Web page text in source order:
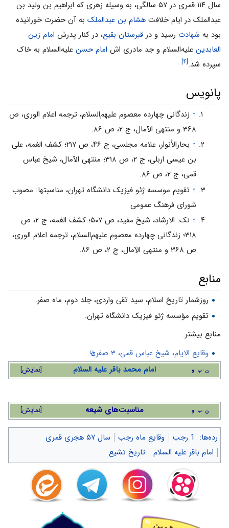
سال ۱۱۴ قمرى در ۵۷ سالگى، به وسیله زهرى که ابراهیم بن ولید بن
عبدالملک در ایام خلافت هشام بن عبدالملک به آن حضرت خورانیده
بود به شهادت رسید و در قبرستان بقیع، در کنار پدرش امام زین
العابدین علیه‌السلام و جد مادرى‌ اش امام حسن‌ علیه‌السلام به خاک
سپرده شد.[۴]
پانویس
↑ زندگانى چهارده معصوم علیهم‌السلام، ترجمه اعلام الورى، ص
۳۶۸ و منتهى الآمال، ج ۲، ص ۸۶.
↑
بحارالأنوار، علامه مجلسی، ج ۴۶، ص ۲۱۷؛ کشف الغمه، علی
بن عیسی اربلی، ج ۲، ص ۳۱۸؛ منتهى الآمال، شیخ عباس
قمی، ج ۲، ص ۸۶.
↑ تقویم موسسه ژئو فیزیک دانشگاه تهران، مناسبتها: مصوب
شورای فرهنگ عمومی
↑
نک: الارشاد، شیخ مفید، ص ۵۰۷؛ کشف الغمه، ج ۲، ص
۳۱۸؛ زندگانى چهارده معصوم علیهم‌السلام، ترجمه اعلام الورى،
ص ۳۶۸ و منتهى الآمال، ج ۲، ص ۸۶.
منابع
روزشمار تاریخ اسلام، سید تقى واردى، جلد دوم، ماه صفر.
تقویم مؤسسه ژئو فیزیک دانشگاه تهران.
منابع بیشتر:
وقایع الایام، شیخ عباس قمی، ۳ صفر
.
[نمایش] ن ب و امام محمد باقر علیه السلام
[نمایش] ن ب و مناسبت‌های شیعه
رده‌ها: 1 رجب وقایع ماه رجب
سال ۵۷ هجری قمری
امام باقر علیه السلام
تاریخ تشیع